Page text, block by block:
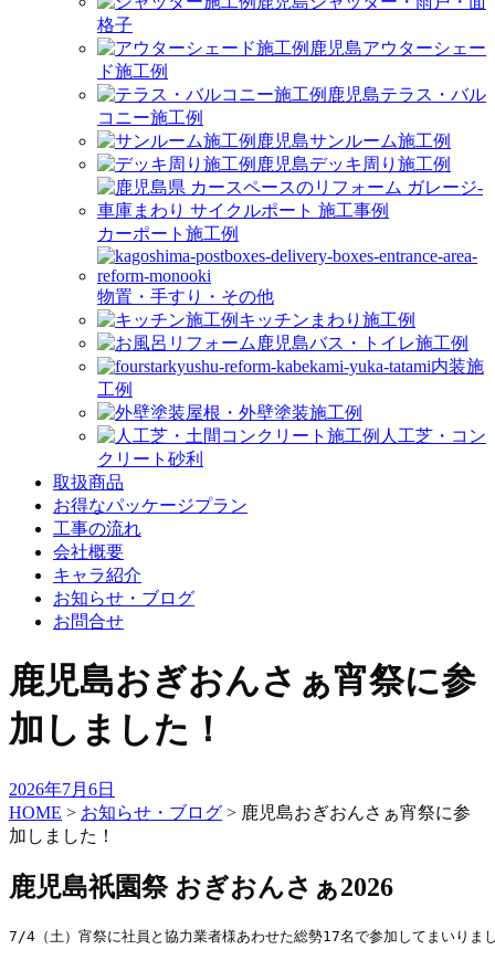
格子
アウターシェー
ド施工例
テラス・バル
コニー施工例
サンルーム施工例
デッキ周り施工例
カーポート施工例
物置・手すり・その他
キッチンまわり施工例
バス・トイレ施工例
内装施
工例
屋根・外壁塗装施工例
人工芝・コン
クリート砂利
取扱商品
お得なパッケージプラン
工事の流れ
会社概要
キャラ紹介
お知らせ・ブログ
お問合せ
鹿児島おぎおんさぁ宵祭に参
加しました！
2026年7月6日
HOME > お知らせ・ブログ > 鹿児島おぎおんさぁ宵祭に参
加しました！
鹿児島祇園祭 おぎおんさぁ2026
7/4（土）宵祭に社員と協力業者様あわせた総勢17名で参加してまいりま